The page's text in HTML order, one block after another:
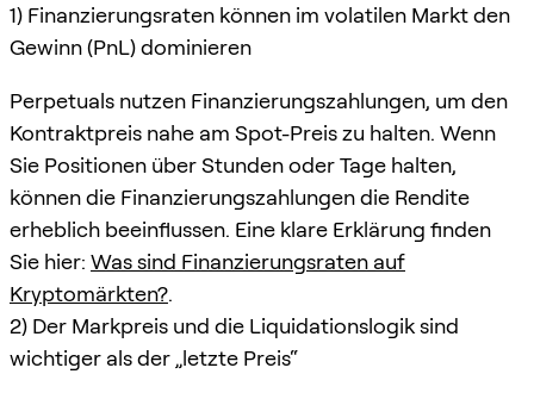
1) Finanzierungsraten können im volatilen Markt den
Gewinn (PnL) dominieren
Perpetuals nutzen Finanzierungszahlungen, um den
Kontraktpreis nahe am Spot-Preis zu halten. Wenn
Sie Positionen über Stunden oder Tage halten,
können die Finanzierungszahlungen die Rendite
erheblich beeinflussen. Eine klare Erklärung finden
Sie hier: Was sind Finanzierungsraten auf
Kryptomärkten?.
2) Der Markpreis und die Liquidationslogik sind
wichtiger als der „letzte Preis“